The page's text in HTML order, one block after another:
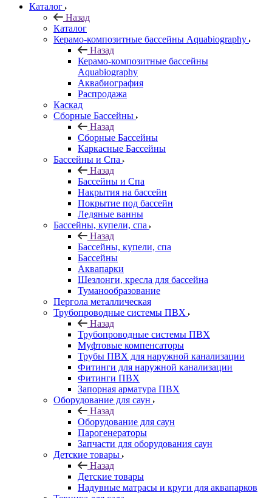
Каталог
Назад
Каталог
Керамо-композитные бассейны Aquabiography
Назад
Керамо-композитные бассейны
Aquabiography
Аквабиография
Распродажа
Каскад
Сборные Бассейны
Назад
Сборные Бассейны
Каркасные Бассейны
Бассейны и Спа
Назад
Бассейны и Спа
Накрытия на бассейн
Покрытие под бассейн
Ледяные ванны
Бассейны, купели, спа
Назад
Бассейны, купели, спа
Бассейны
Аквапарки
Шезлонги, кресла для бассейна
Туманообразование
Пергола металлическая
Трубопроводные системы ПВХ
Назад
Трубопроводные системы ПВХ
Муфтовые компенсаторы
Трубы ПВХ для наружной канализации
Фитинги для наружной канализации
Фитинги ПВХ
Запорная арматура ПВХ
Оборудование для саун
Назад
Оборудование для саун
Парогенераторы
Запчасти для оборудования саун
Детские товары
Назад
Детские товары
Надувные матрасы и круги для аквапарков